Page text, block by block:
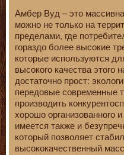
Амбер Вуд – это
можно не только на
пределами, где
гораздо более высокие
которые используются
высокого качества этого
достаточно прост:
передовые современные
производить
хорошо организованного
имеется также и
который позволяет
высококачественный